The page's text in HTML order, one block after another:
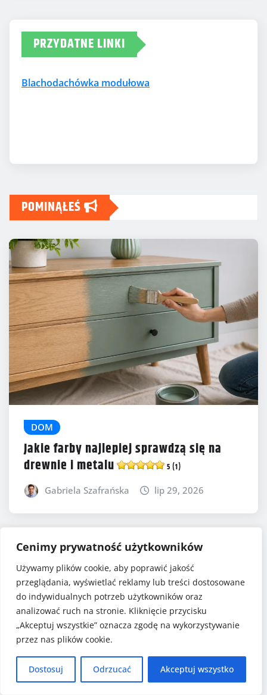
Cenimy prywatność użytkowników
Używamy plików cookie, aby poprawić jakość
przeglądania, wyświetlać reklamy lub treści dostosowane
do indywidualnych potrzeb użytkowników oraz
analizować ruch na stronie. Kliknięcie przycisku
„Akceptuj wszystkie” oznacza zgodę na wykorzystywanie
przez nas plików cookie.
Dostosuj Odrzucać Akceptuj wszystko
PRZYDATNE LINKI
Blachodachówka modułowa
POMINĄŁEŚ
DOM
Jakie farby najlepiej sprawdzą się na
drewnie i metalu
5 (1)
Gabriela Szafrańska lip 29, 2026